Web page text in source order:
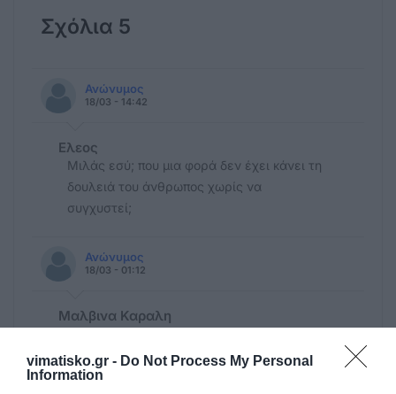
vimatisko.gr - Do Not Process My Personal
Information
Σχόλια 5
Ανώνυμος
18/03 - 14:42
Ελεος
Μιλάς εσύ; που μια φορά δεν έχει κάνει τη
δουλειά του άνθρωπος χωρίς να
συγχυστεί;
Ανώνυμος
18/03 - 01:12
Μαλβινα Καραλη
νοσοκομειου της Κω που παινευεται
24/7/365 για τις αμετρητες επιτυχιες του